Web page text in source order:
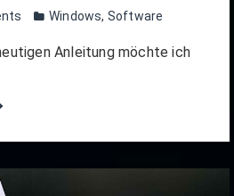
Windows, Software
Anleitung möchte ich